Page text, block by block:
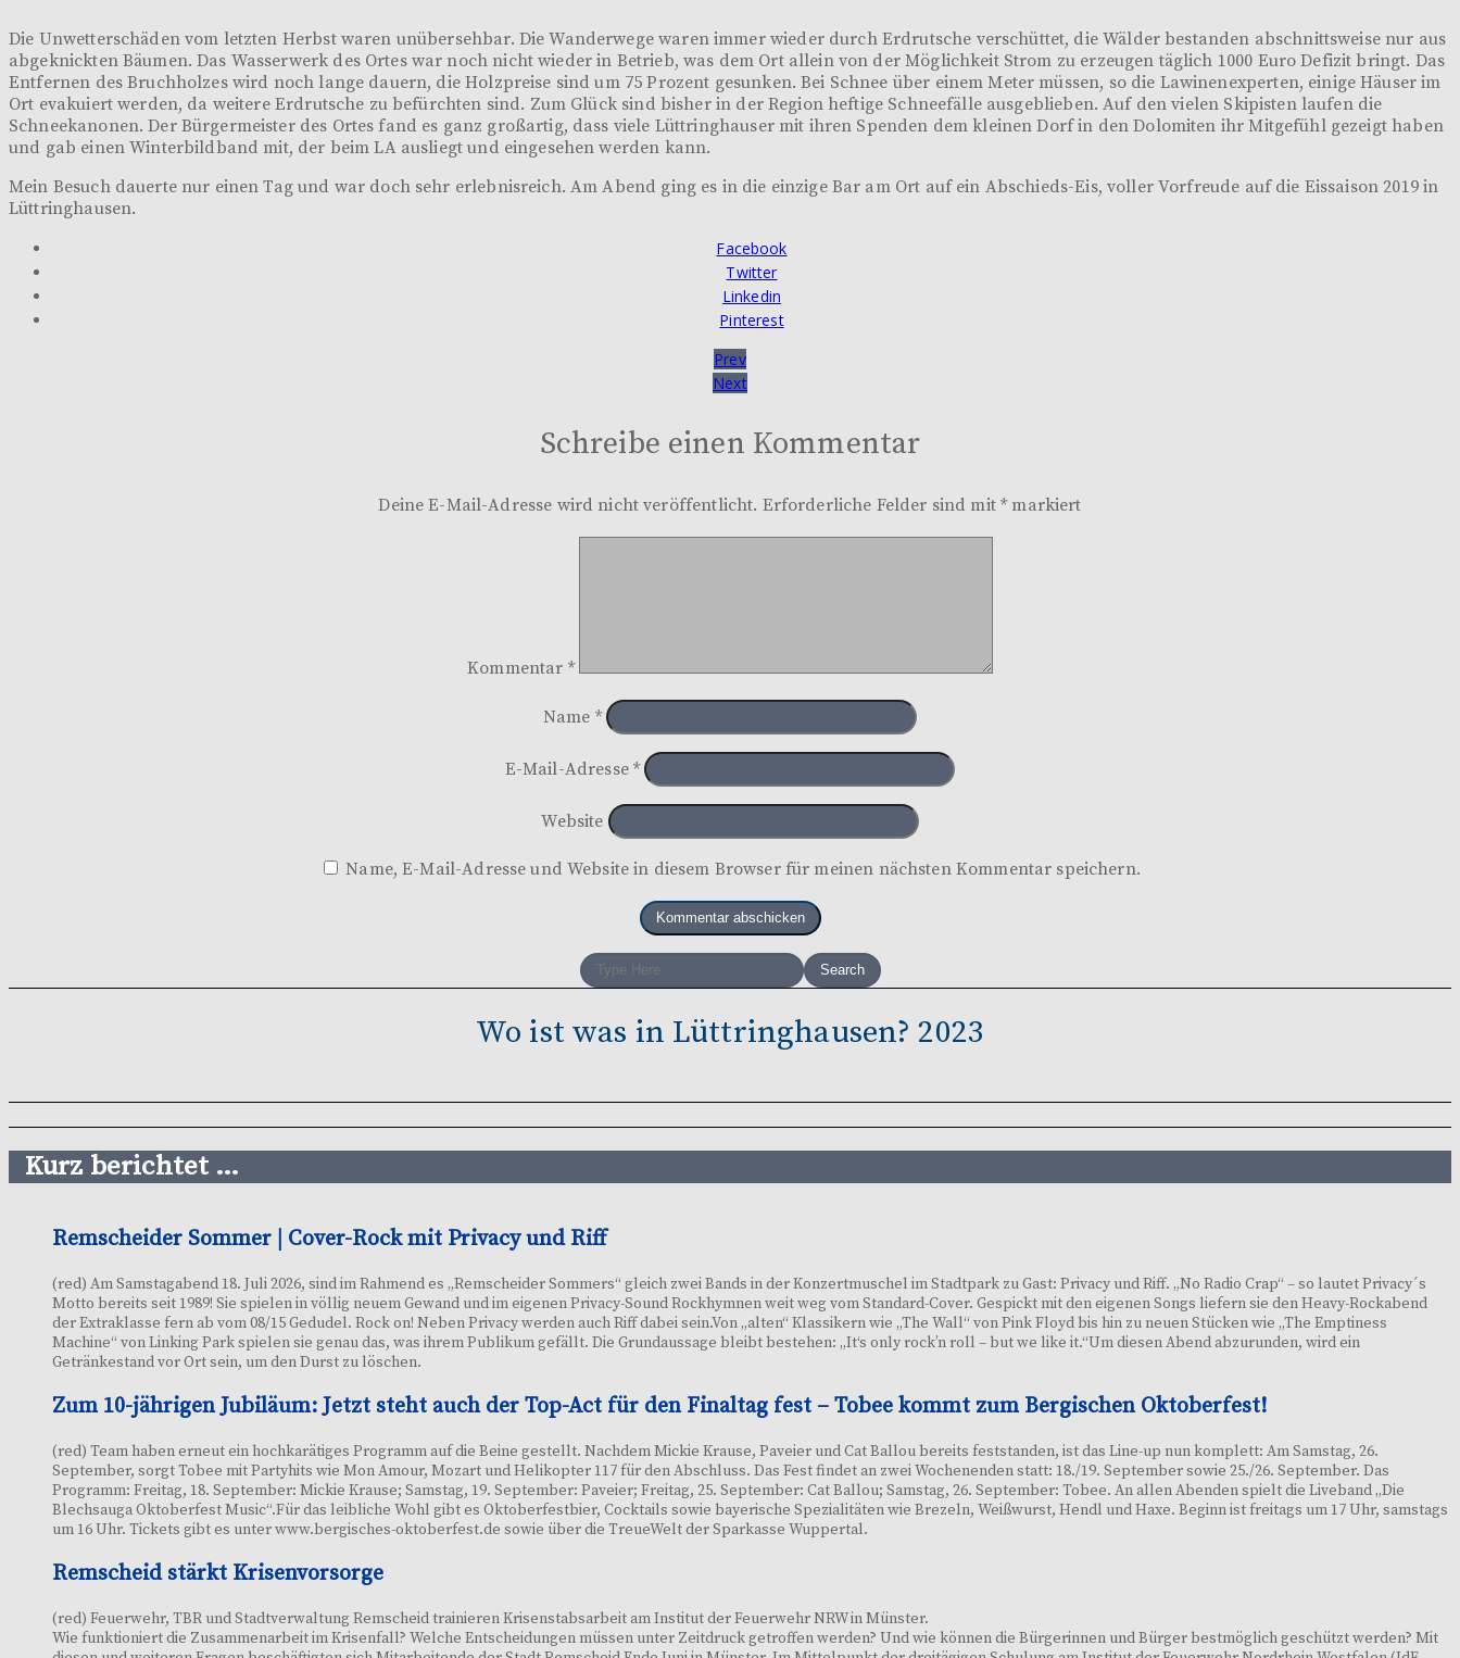
Die Unwetterschäden vom letzten Herbst waren unübersehbar. Die Wanderwege waren immer wieder durch Erdrutsche verschüttet, die Wälder bestanden abschnittsweise nur aus
abgeknickten Bäumen. Das Wasserwerk des Ortes war noch nicht wieder in Betrieb, was dem Ort allein von der Möglichkeit Strom zu erzeugen täglich 1000 Euro Defizit bringt. Das
Entfernen des Bruchholzes wird noch lange dauern, die Holzpreise sind um 75 Prozent gesunken. Bei Schnee über einem Meter müssen, so die Lawinenexperten, einige Häuser im
Ort evakuiert werden, da weitere Erdrutsche zu befürchten sind. Zum Glück sind bisher in der Region heftige Schneefälle ausgeblieben. Auf den vielen Skipisten laufen die
Schneekanonen. Der Bürgermeister des Ortes fand es ganz großartig, dass viele Lüttringhauser mit ihren Spenden dem kleinen Dorf in den Dolomiten ihr Mitgefühl gezeigt haben
und gab einen Winterbildband mit, der beim LA ausliegt und eingesehen werden kann.
Mein Besuch dauerte nur einen Tag und war doch sehr erlebnisreich. Am Abend ging es in die einzige Bar am Ort auf ein Abschieds-Eis, voller Vorfreude auf die Eissaison 2019 in
Lüttringhausen.
Facebook
Twitter
Linkedin
Pinterest
Prev
Next
Schreibe einen Kommentar
Deine E-Mail-Adresse wird nicht veröffentlicht. Erforderliche Felder sind mit*markiert
Kommentar *
Name *
E-Mail-Adresse *
Website
Name, E-Mail-Adresse und Website in diesem Browser für meinen nächsten Kommentar speichern.
Wo ist was in Lüttringhausen? 2023
Kurz berichtet …
Remscheider Sommer | Cover-Rock mit Privacy und Riff
(red) Am Samstagabend 18. Juli 2026, sind im Rahmend es „Remscheider Sommers“ gleich zwei Bands in der Konzertmuschel im Stadtpark zu Gast: Privacy und Riff. „No Radio Crap“ – so lautet Privacy´s
Motto bereits seit 1989! Sie spielen in völlig neuem Gewand und im eigenen Privacy-Sound Rockhymnen weit weg vom Standard-Cover. Gespickt mit den eigenen Songs liefern sie den Heavy-Rockabend
der Extraklasse fern ab vom 08/15 Gedudel. Rock on! Neben Privacy werden auch Riff dabei sein.Von „alten“ Klassikern wie „The Wall“ von Pink Floyd bis hin zu neuen Stücken wie „The Emptiness
Machine“ von Linking Park spielen sie genau das, was ihrem Publikum gefällt. Die Grundaussage bleibt bestehen: „It‘s only rock’n roll – but we like it.“Um diesen Abend abzurunden, wird ein
Getränkestand vor Ort sein, um den Durst zu löschen.
Zum 10-jährigen Jubiläum: Jetzt steht auch der Top-Act für den Finaltag fest – Tobee kommt zum Bergischen Oktoberfest!
(red) Team haben erneut ein hochkarätiges Programm auf die Beine gestellt. Nachdem Mickie Krause, Paveier und Cat Ballou bereits feststanden, ist das Line-up nun komplett: Am Samstag, 26.
September, sorgt Tobee mit Partyhits wie Mon Amour, Mozart und Helikopter 117 für den Abschluss. Das Fest findet an zwei Wochenenden statt: 18./19. September sowie 25./26. September. Das
Programm: Freitag, 18. September: Mickie Krause; Samstag, 19. September: Paveier; Freitag, 25. September: Cat Ballou; Samstag, 26. September: Tobee. An allen Abenden spielt die Liveband „Die
Blechsauga Oktoberfest Music“.Für das leibliche Wohl gibt es Oktoberfestbier, Cocktails sowie bayerische Spezialitäten wie Brezeln, Weißwurst, Hendl und Haxe. Beginn ist freitags um 17 Uhr, samstags
um 16 Uhr. Tickets gibt es unter www.bergisches-oktoberfest.de sowie über die TreueWelt der Sparkasse Wuppertal.
Remscheid stärkt Krisenvorsorge
(red) Feuerwehr, TBR und Stadtverwaltung Remscheid trainieren Krisenstabsarbeit am Institut der Feuerwehr NRW in Münster.
Wie funktioniert die Zusammenarbeit im Krisenfall? Welche Entscheidungen müssen unter Zeitdruck getroffen werden? Und wie können die Bürgerinnen und Bürger bestmöglich geschützt werden? Mit